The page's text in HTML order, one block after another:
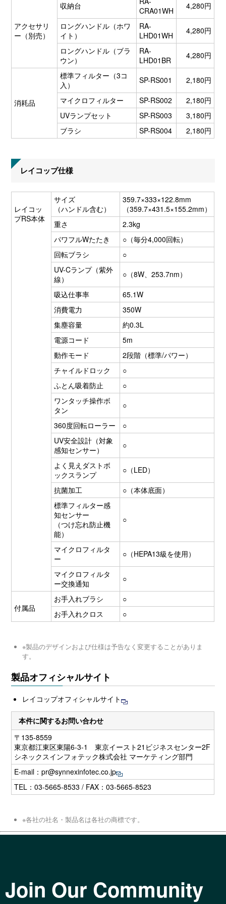
アクセサリ
ー（別売）
収納台
CRA01WH
4,280円
ロングハンドル（ホワ
イト）
RA-
LHD01WH
4,280円
ロングハンドル（ブラ
ウン）
RA-
LHD01BR
4,280円
消耗品
標準フィルター（3コ
入）
SP-RS001
2,180円
マイクロフィルター
SP-RS002
2,180円
UVランプセット
SP-RS003
3,180円
ブラシ
SP-RS004 2,180円
レイコップ仕様
レイコッ
プRS本体
サイズ
（ハンドル含む）
359.7×333×122.8mm
（359.7×431.5×155.2mm）
重さ
2.3kg
パワフルWたたき
○（毎分4,000回転）
回転ブラシ
○
UV-Cランプ（紫外
線）
○（8W、253.7nm）
吸込仕事率
65.1W
消費電力
350W
集塵容量
約0.3L
電源コード
5m
動作モード
2段階（標準/パワー）
チャイルドロック
○
ふとん吸着防止
○
ワンタッチ操作ボ
タン
○
360度回転ローラー
○
UV安全設計（対象
感知センサー）
○
よく見えダストボ
ックスランプ
○（LED）
抗菌加工
○（本体底面）
標準フィルター感
知センサー
（つけ忘れ防止機
能）
○
マイクロフィルタ
ー
○（HEPA13級を使用）
マイクロフィルタ
ー交換通知
○
付属品
お手入れブラシ
○
お手入れクロス
○
※製品のデザインおよび仕様は予告なく変更することがありま
す。
製品オフィシャルサイト
レイコップオフィシャルサイト
本件に関するお問い合わせ
〒135-8559
東京都江東区東陽6-3-1 東京イースト21ビジネスセンター2F
シネックスインフォテック株式会社 マーケティング部門
E-mail：pr@synnexinfotec.co.jp
TEL：03-5665-8533 / FAX：03-5665-8523
※各社の社名・製品名は各社の商標です。
Join Our Community